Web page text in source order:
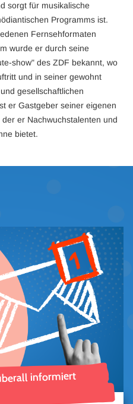
sorgt für musikalische
Programms ist.
Fernsehformaten
wurde er durch seine
show" des ZDF bekannt, wo
und in seiner gewohnt
gesellschaftlichen
er Gastgeber seiner eigenen
er Nachwuchstalenten und
bietet.
informiert